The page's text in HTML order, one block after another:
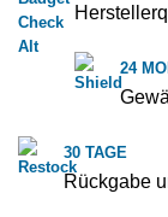
24
30 TAGE
Rückgabe